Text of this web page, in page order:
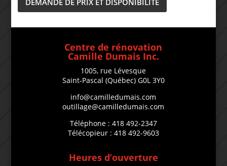
Centre de rénovation
Camille Dumais Inc.
1005, rue Lévesque
Saint-Pascal (Québec) G0L 3Y0
info@camilledumais.com
outillage@camilledumais.com
Téléphone : 418 492-2347
Télécopieur : 418 492-9603
Heures d’ouverture